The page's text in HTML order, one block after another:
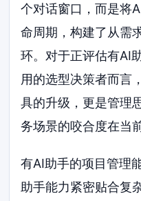
个对话窗口，而是将
命周期，构建了从需
环。对于正评估有AI
用的选型决策者而言
具的升级，更是管理
务场景的咬合度在当
有AI助手的项目管理
助手能力紧密贴合复